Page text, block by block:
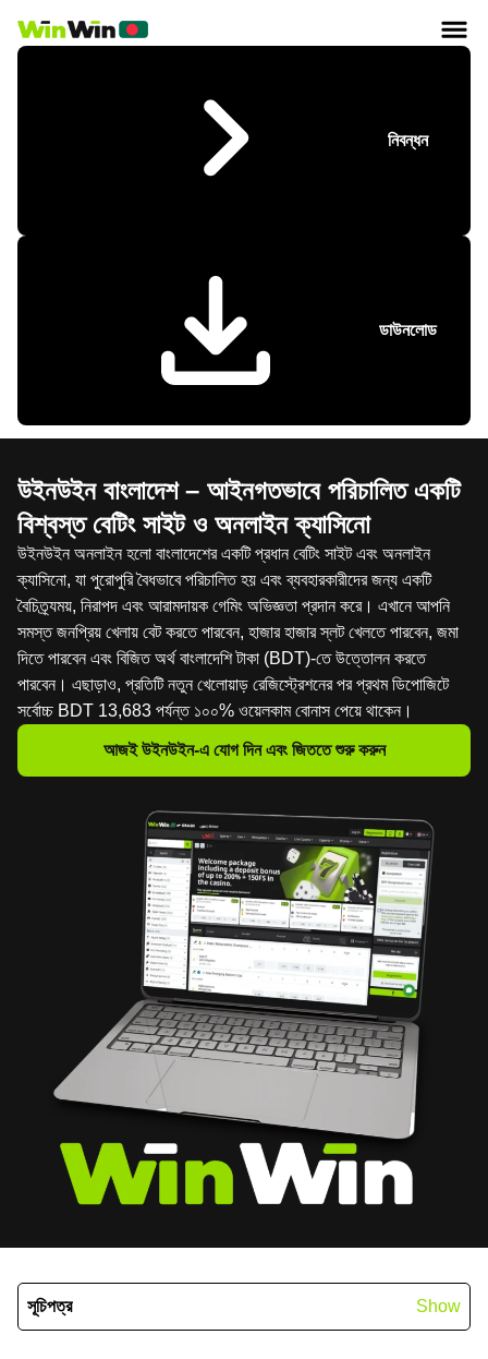
নিবন্ধন
ডাউনলোড
উইনউইন বাংলাদেশ – আইনগতভাবে পরিচালিত একটি
বিশ্বস্ত বেটিং সাইট ও অনলাইন ক্যাসিনো
উইনউইন অনলাইন হলো বাংলাদেশের একটি প্রধান বেটিং সাইট এবং অনলাইন
ক্যাসিনো, যা পুরোপুরি বৈধভাবে পরিচালিত হয় এবং ব্যবহারকারীদের জন্য একটি
বৈচিত্র্যময়, নিরাপদ এবং আরামদায়ক গেমিং অভিজ্ঞতা প্রদান করে। এখানে আপনি
সমস্ত জনপ্রিয় খেলায় বেট করতে পারবেন, হাজার হাজার স্লট খেলতে পারবেন, জমা
দিতে পারবেন এবং বিজিত অর্থ বাংলাদেশি টাকা (BDT)-তে উত্তোলন করতে
পারবেন। এছাড়াও, প্রতিটি নতুন খেলোয়াড় রেজিস্ট্রেশনের পর প্রথম ডিপোজিটে
সর্বোচ্চ BDT 13,683 পর্যন্ত ১০০% ওয়েলকাম বোনাস পেয়ে থাকেন।
আজই উইনউইন-এ যোগ দিন এবং জিততে শুরু করুন
সূচিপত্র Show